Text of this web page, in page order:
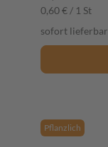
0,60 € / 1 St
sofort lieferbar
Pflanzlich